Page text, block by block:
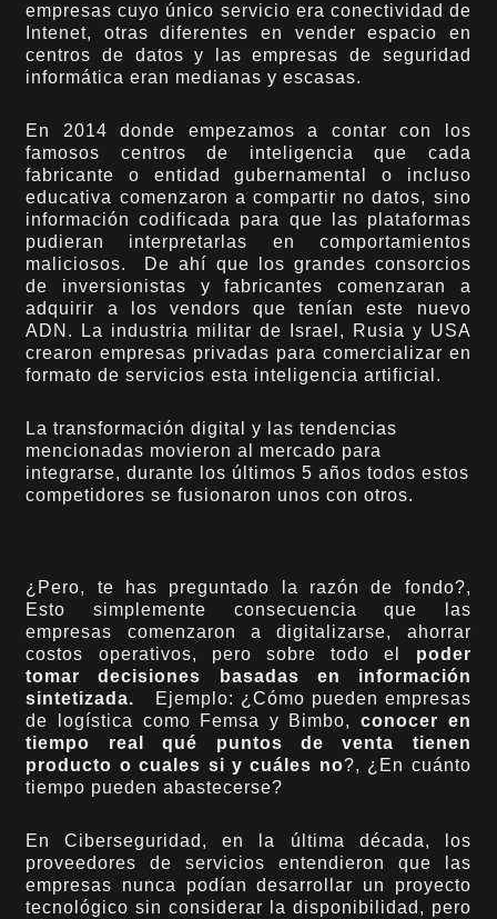
empresas cuyo único servicio era conectividad de
Intenet, otras diferentes en vender espacio en
centros de datos y las empresas de seguridad
informática eran medianas y escasas.
En 2014 donde empezamos a contar con los
famosos centros de inteligencia que cada
fabricante o entidad gubernamental o incluso
educativa comenzaron a compartir no datos, sino
información codificada para que las plataformas
pudieran interpretarlas en comportamientos
maliciosos. De ahí que los grandes consorcios
de inversionistas y fabricantes comenzaran a
adquirir a los vendors que tenían este nuevo
ADN. La industria militar de Israel, Rusia y USA
crearon empresas privadas para comercializar en
formato de servicios esta inteligencia artificial.
La transformación digital y las tendencias
mencionadas movieron al mercado para
integrarse, durante los últimos 5 años todos estos
competidores se fusionaron unos con otros.
¿Pero, te has preguntado la razón de fondo?,
Esto simplemente consecuencia que las
empresas comenzaron a digitalizarse, ahorrar
costos operativos, pero sobre todo el poder
tomar decisiones basadas en información
sintetizada. Ejemplo: ¿Cómo pueden empresas
de logística como Femsa y Bimbo, conocer en
tiempo real qué puntos de venta tienen
producto o cuales si y cuáles no?, ¿En cuánto
tiempo pueden abastecerse?
En Ciberseguridad, en la última década, los
proveedores de servicios entendieron que las
empresas nunca podían desarrollar un proyecto
tecnológico sin considerar la disponibilidad, pero